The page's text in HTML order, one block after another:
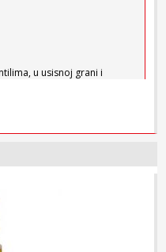
u usisnoj grani i
goriva;
hodu i trokiranje pri
oblast cilindra;
motora;
za gorivo;